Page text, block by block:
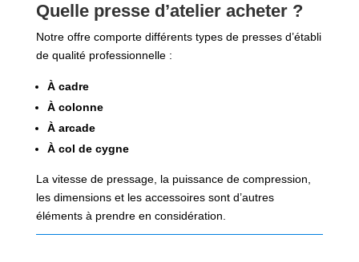
Quelle presse d’atelier acheter ?
Notre offre comporte différents types de presses d’établi
de qualité professionnelle :
À cadre
À colonne
À arcade
À col de cygne
La vitesse de pressage, la puissance de compression,
les dimensions et les accessoires sont d’autres
éléments à prendre en considération.